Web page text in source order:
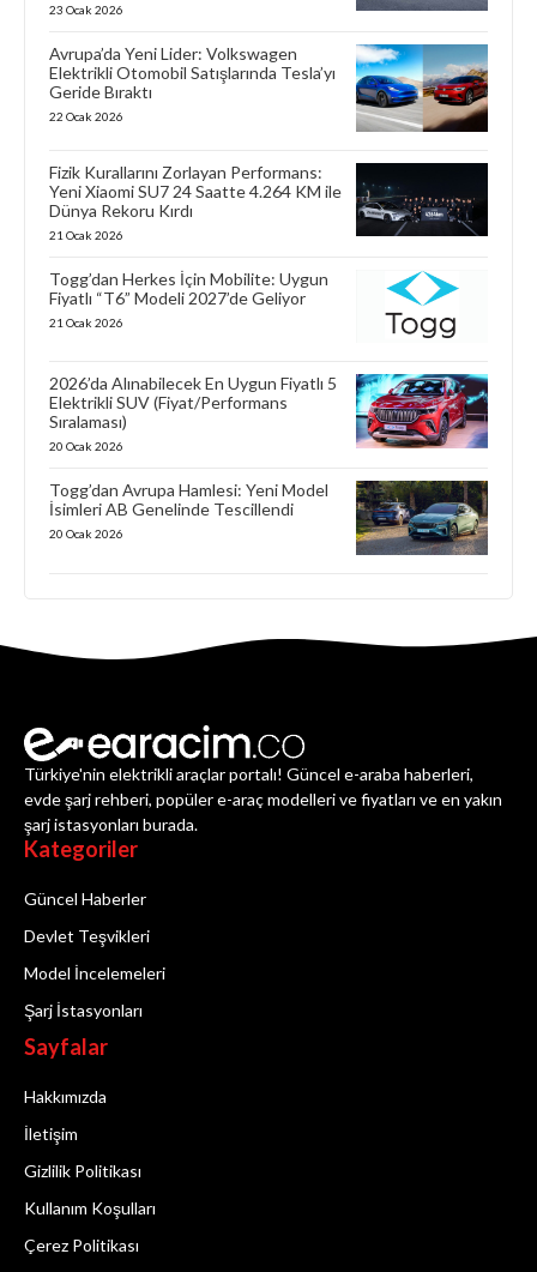
23 Ocak 2026
Avrupa’da Yeni Lider: Volkswagen
Elektrikli Otomobil Satışlarında Tesla’yı
Geride Bıraktı
22 Ocak 2026
Fizik Kurallarını Zorlayan Performans:
Yeni Xiaomi SU7 24 Saatte 4.264 KM ile
Dünya Rekoru Kırdı
21 Ocak 2026
Togg’dan Herkes İçin Mobilite: Uygun
Fiyatlı “T6” Modeli 2027’de Geliyor
21 Ocak 2026
2026’da Alınabilecek En Uygun Fiyatlı 5
Elektrikli SUV (Fiyat/Performans
Sıralaması)
20 Ocak 2026
Togg’dan Avrupa Hamlesi: Yeni Model
İsimleri AB Genelinde Tescillendi
20 Ocak 2026
Türkiye'nin elektrikli araçlar portalı! Güncel e-araba haberleri,
evde şarj rehberi, popüler e-araç modelleri ve fiyatları ve en yakın
şarj istasyonları burada.
Kategoriler
Güncel Haberler
Devlet Teşvikleri
Model İncelemeleri
Şarj İstasyonları
Sayfalar
Hakkımızda
İletişim
Gizlilik Politikası
Kullanım Koşulları
Çerez Politikası